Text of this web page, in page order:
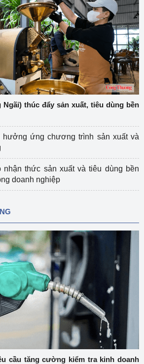
Ngãi) thúc đẩy sản xuất, tiêu dùng bền
hưởng ứng chương trình sản xuất và
nhận thức sản xuất và tiêu dùng bền
doanh nghiệp
cầu tăng cường kiểm tra kinh doanh